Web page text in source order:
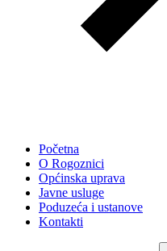
Početna
O Rogoznici
Općinska uprava
Javne usluge
Poduzeća i ustanove
Kontakti